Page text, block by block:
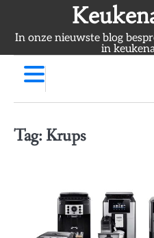
content
In onze nieuwste blog
in
Tag: Krups